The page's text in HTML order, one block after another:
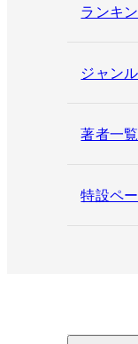
ランキ
ジャン
著者一覧
特設ペ